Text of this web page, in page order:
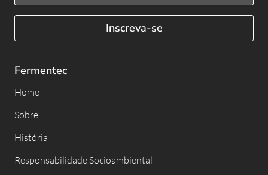
Inscreva-se
Fermentec
Home
Sobre
História
Responsabilidade Socioambiental